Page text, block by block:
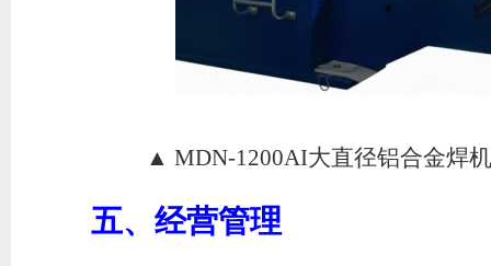
▲ MDN-1200AI大直径铝合金焊
五、经营管理